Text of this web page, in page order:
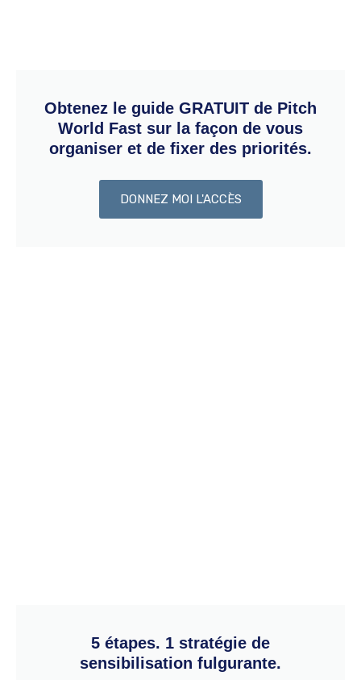
Obtenez le guide GRATUIT de Pitch
World Fast sur la façon de vous
organiser et de fixer des priorités.
DONNEZ MOI L'ACCÈS
5 étapes. 1 stratégie de
sensibilisation fulgurante.